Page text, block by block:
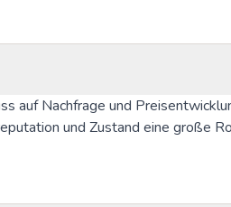
auf Nachfrage und
und Zustand eine große